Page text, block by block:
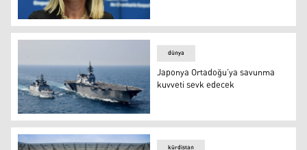
AB: Gerekirse tek başımıza hareket edebilmeliyiz
Japonya Ortadoğu’ya savunma kuvveti sevk edecek
dünya
Japonya Ortadoğu’ya savunma
kuvveti sevk edecek